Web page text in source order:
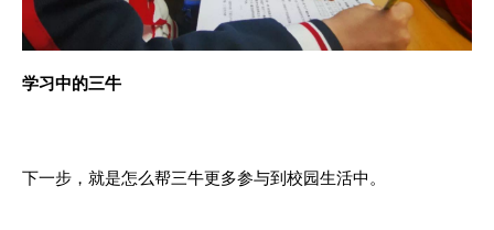
学习中的三牛
下一步，就是怎么帮三牛更多参与到校园生活中。